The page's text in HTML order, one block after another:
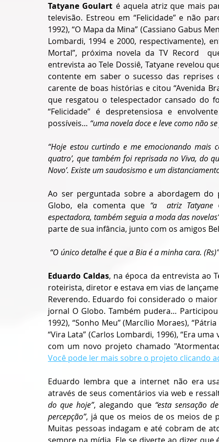
Tatyane Goulart é aquela atriz que mais
televisão. Estreou em “Felicidade” e não
1992), “O Mapa da Mina” (Cassiano Gabus
Lombardi, 1994 e 2000, respectivamente),
Mortal”, próxima novela da TV Record
entrevista ao Tele Dossiê, Tatyane revelou
contente em saber o sucesso das
carente de boas histórias e citou “Avenida
que resgatou o telespectador cansado do
“Felicidade” é despretensiosa e
possíveis… “uma novela doce e leve como não
“Hoje estou curtindo e me emocionando mais
quatro’, que também foi reprisada no Viva, do
Novo’. Existe um saudosismo e um
Ao ser perguntada sobre a abordagem
Globo, ela comenta que “a  atriz Tatyane
espectadora, também seguia a moda das
parte de sua infância, junto com os amigos
“O único detalhe é que a Bia é a minha cara.
Eduardo Caldas, na época da entrevista ao
roteirista, diretor e estava em vias de
Reverendo. Eduardo foi considerado o
jornal O Globo. Também pudera…
1992), “Sonho Meu” (Marcílio Moraes),
“Vira Lata” (Carlos Lombardi, 1996), “Era
Você pode ler mais sobre o projeto clicando
Eduardo lembra que a internet não era
através de seus comentários via web e
do que hoje”, alegando que “esta sensação
percepção”, já que os meios de os meios de
Muitas pessoas indagam e até cobram de